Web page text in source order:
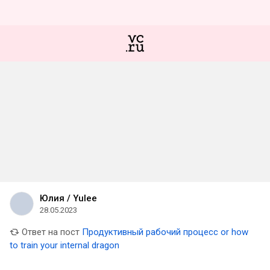
Юлия / Yulee
28.05.2023
Ответ на пост Продуктивный рабочий процесс or how
to train your internal dragon